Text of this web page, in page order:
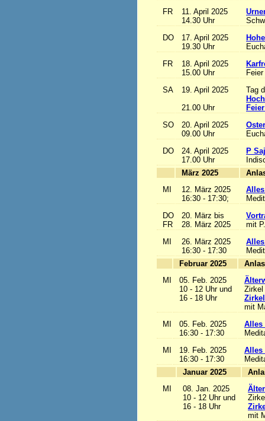
FR
11. April 2025
14.30 Uhr
DO
17. April 2025
19.30 Uhr
FR
18. April 2025
15.00 Uhr
SA
19. April 2025
21.00 Uhr
Tag
SO
20. April 2025
09.00 Uhr
DO
24. April 2025
17.00 Uhr
P
März 2025
MI
12. März 2025
16:30 - 17:30;
DO
FR
20. März bis
28. März 2025
mit
MI
26. März 2025
16:30 - 17:30
Februar 2025
MI
05. Feb. 2025
10 - 12 Uhr und
16 - 18 Uhr
Zirkel
mit
MI
05. Feb. 2025
16:30 - 17:30
Alles
MI
19. Feb. 2025
16:30 - 17:30
Alles
Januar 2025
MI
08. Jan. 2025
10 - 12 Uhr und
16 - 18 Uhr
mit